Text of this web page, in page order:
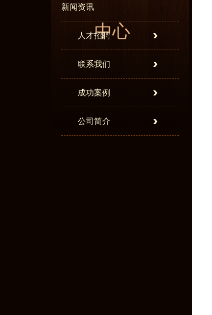
中心
新闻资讯
人才招聘
联系我们
成功案例
公司简介